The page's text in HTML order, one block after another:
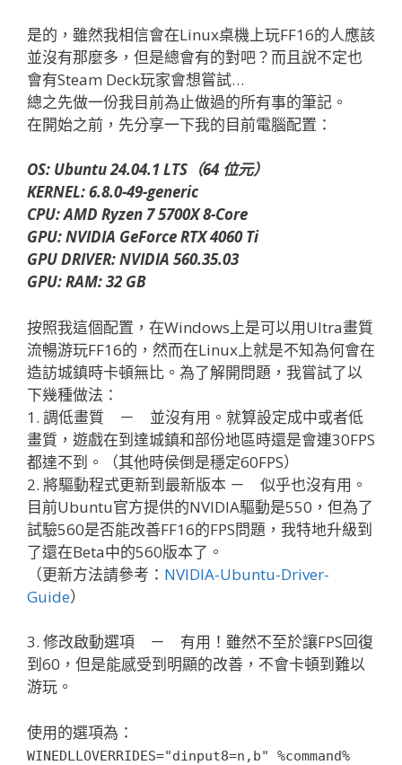
是的，雖然我相信會在Linux桌機上玩FF16的人應該
並沒有那麼多，但是總會有的對吧？而且說不定也
會有Steam Deck玩家會想嘗試…
總之先做一份我目前為止做過的所有事的筆記。
在開始之前，先分享一下我的目前電腦配置：
OS: Ubuntu 24.04.1 LTS（64 位元）
KERNEL: 6.8.0-49-generic
CPU: AMD Ryzen 7 5700X 8-Core
GPU: NVIDIA GeForce RTX 4060 Ti
GPU DRIVER: NVIDIA 560.35.03
GPU: RAM: 32 GB
按照我這個配置，在Windows上是可以用Ultra畫質
流暢游玩FF16的，然而在Linux上就是不知為何會在
造訪城鎮時卡頓無比。為了解開問題，我嘗試了以
下幾種做法：
1. 調低畫質 － 並沒有用。就算設定成中或者低
畫質，遊戲在到達城鎮和部份地區時還是會連30FPS
都達不到。（其他時侯倒是穩定60FPS）
2. 將驅動程式更新到最新版本 － 似乎也沒有用。
目前Ubuntu官方提供的NVIDIA驅動是550，但為了
試驗560是否能改善FF16的FPS問題，我特地升級到
了還在Beta中的560版本了。
（更新方法請參考： NVIDIA-Ubuntu-Driver-
Guide）
3. 修改啟動選項 － 有用！雖然不至於讓FPS回復
到60，但是能感受到明顯的改善，不會卡頓到難以
游玩。
使用的選項為：
WINEDLLOVERRIDES="dinput8=n,b" %command%